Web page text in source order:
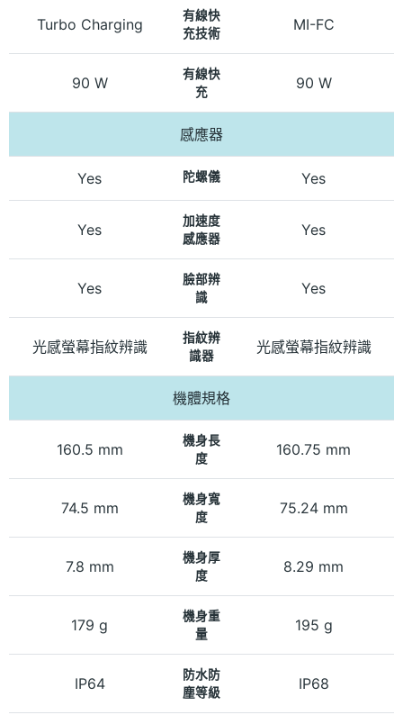
Turbo Charging
有線快
充技術
MI-FC
90 W
有線快
充
90 W
感應器
Yes 陀螺儀 Yes
Yes
加速度
感應器
Yes
Yes
臉部辨
識
Yes
光感螢幕指紋辨識
指紋辨
識器
光感螢幕指紋辨識
機體規格
160.5 mm
機身長
度
160.75 mm
74.5 mm
機身寬
度
75.24 mm
7.8 mm
機身厚
度
8.29 mm
179 g
機身重
量
195 g
IP64
防水防
塵等級
IP68